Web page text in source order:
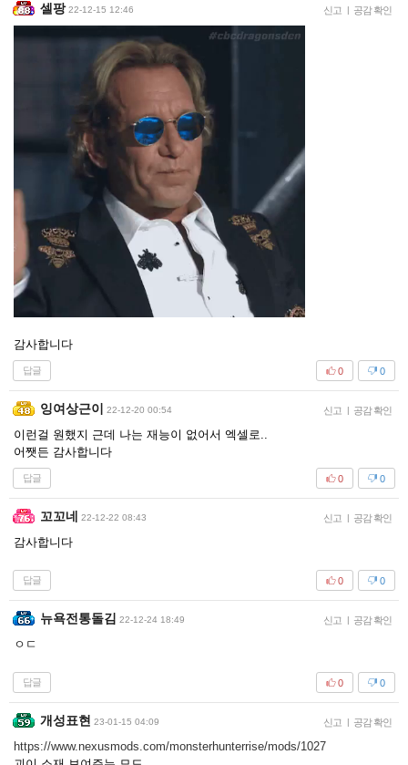
셀팡 22-12-15 12:46 신고 | 공감 확인
감사합니다
답글 0
0
잉여상근이 22-12-20 00:54 신고 | 공감 확인
이런걸 원했지 근데 나는 재능이 없어서 엑셀로..
어쨋든 감사합니다
답글 0
0
꼬꼬네 22-12-22 08:43 신고 | 공감 확인
감사합니다
답글 0
0
뉴욕전통돌김 22-12-24 18:49 신고 | 공감 확인
ㅇㄷ
답글 0
0
개성표현 23-01-15 04:09 신고 | 공감 확인
https://www.nexusmods.com/monsterhunterrise/mods/1027